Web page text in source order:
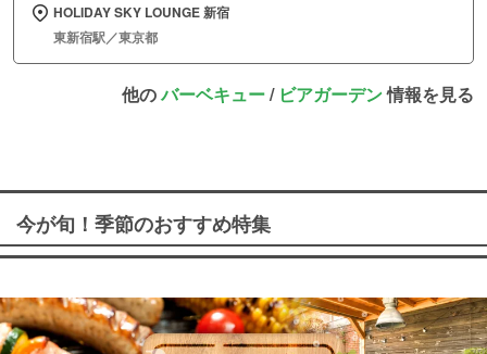
HOLIDAY SKY LOUNGE 新宿
東新宿駅／東京都
他のバーベキュー/ ビアガーデン情報を見る
今が旬！季節のおすすめ特集